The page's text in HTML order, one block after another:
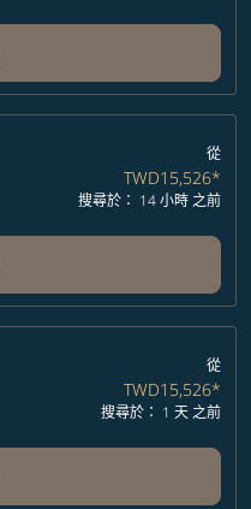
從
TWD15,526*
搜尋於： 14 小時 之前
從
TWD15,526*
搜尋於： 1 天 之前